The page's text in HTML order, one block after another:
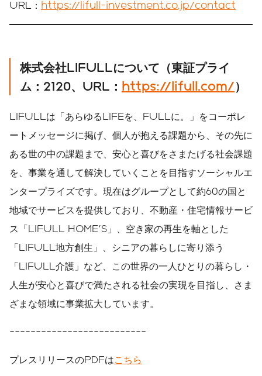
URL： https://lifull-investment.co.jp/contact
株式会社LIFULLについて（東証プライ
ム：2120、URL： https://lifull.com/）
LIFULLは「あらゆるLIFEを、FULLに。」をコーポレ
ートメッセージに掲げ、個人が抱える課題から、その先に
ある世の中の課題まで、安心と喜びをさまたげる社会課題
を、事業を通して解決していくことを目指すソーシャルエ
ンタープライズです。現在はグループとして約60の国と
地域でサービスを提供しており、不動産・住宅情報サービ
ス「LIFULL HOME'S」、空き家の再生を軸とした
「LIFULL地方創生」、シニアの暮らしに寄り添う
「LIFULL介護」など、この世界の一人ひとりの暮らし・
人生が安心と喜びで満たされる社会の実現を目指し、さま
ざまな領域に事業拡大しています。
--------------------------
プレスリリースのPDFはこちら